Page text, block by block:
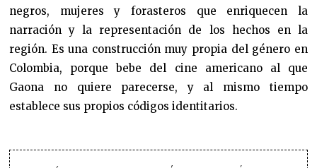
negros, mujeres y forasteros que enriquecen la
narración y la representación de los hechos en la
región. Es una construcción muy propia del género en
Colombia, porque bebe del cine americano al que
Gaona no quiere parecerse, y al mismo tiempo
establece sus propios códigos identitarios.